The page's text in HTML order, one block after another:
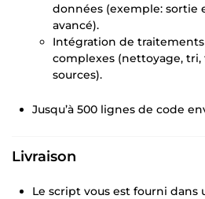
données (exemple: sortie
avancé).
Intégration de
complexes (nettoyage, tri,
sources).
Jusqu’à 500 lignes de code
Livraison
Le script vous est fourni dans